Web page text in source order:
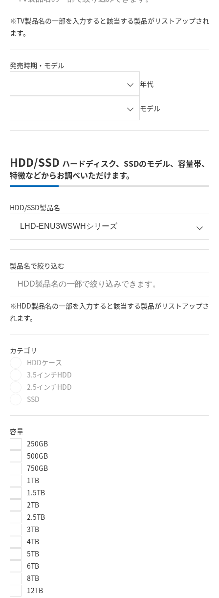
※TV製品名の一部を入力すると該当する製品がリストアップされ
ます。
発売時期・モデル
年代
モデル
HDD/SSD ハードディスク、SSDのモデル、容量帯、
特徴などからお調べいただけます。
HDD/SSD製品名
製品名で絞り込む
※HDD製品名の一部を入力すると該当する製品がリストアップさ
れます。
カテゴリ
HDDケース
3.5インチHDD
2.5インチHDD
SSD
容量
250GB
500GB
750GB
1TB
1.5TB
2TB
2.5TB
3TB
4TB
5TB
6TB
8TB
12TB